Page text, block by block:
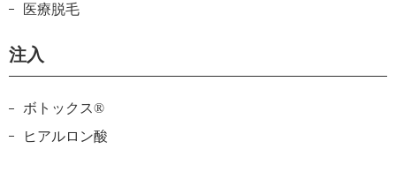
医療脱毛
注入
ボトックス®
ヒアルロン酸